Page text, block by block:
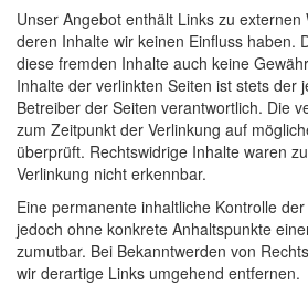
Unser Angebot enthält Links zu externen
deren Inhalte wir keinen Einfluss haben.
diese fremden Inhalte auch keine
Inhalte der verlinkten Seiten ist stets der
Betreiber der Seiten verantwortlich. Die
zum Zeitpunkt der Verlinkung auf
überprüft. Rechtswidrige Inhalte waren
Verlinkung nicht erkennbar.
Eine permanente inhaltliche Kontrolle
jedoch ohne konkrete Anhaltspunkte
zumutbar. Bei Bekanntwerden von
wir derartige Links umgehend entfernen.